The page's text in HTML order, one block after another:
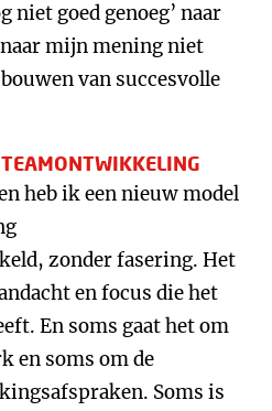
niet goed genoeg’ naar
naar mijn mening niet
van succesvolle
heb ik een nieuw model
zonder fasering. Het
en focus die het
En soms gaat het om
en soms om de
Soms is